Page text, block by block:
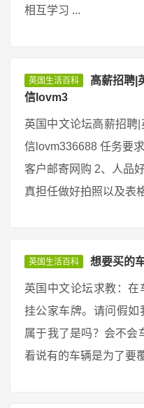
相互学习 ...
英国生活百科
高薪招聘|
信lovm3
英国中文论坛高薪招聘
信lovm336688 任务要
客户邮寄网购 2、人品
真担任做好拍照以及表
英国生活百科 想要买的
英国中文论坛求教：在
挂公家车牌。请问假如
属于我了是吗？会不会
看说有的车辆是为了要